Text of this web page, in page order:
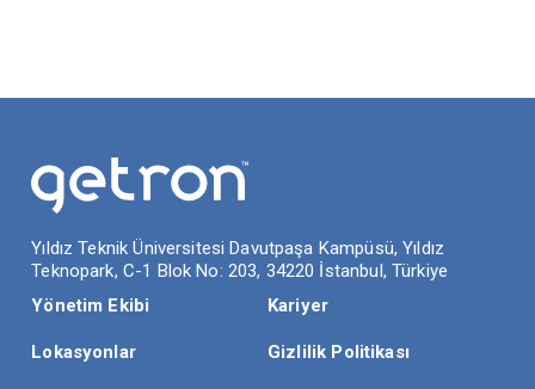
Yıldız Teknik Üniversitesi Davutpaşa Kampüsü, Yıldız
Teknopark, C-1 Blok No: 203, 34220 İstanbul, Türkiye
Yönetim Ekibi
Kariyer
Lokasyonlar Gizlilik Politikası